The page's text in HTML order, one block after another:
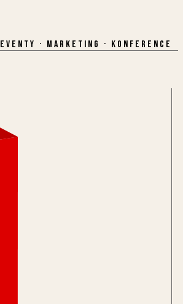
EVENTY · MARKETING · KONFERENCE